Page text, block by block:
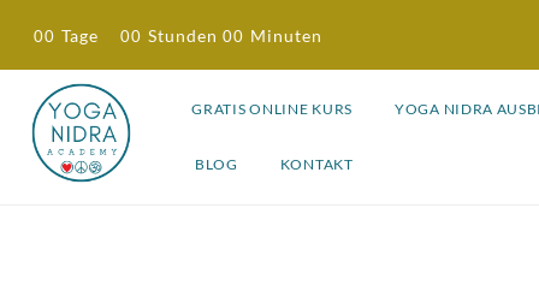
00 Tage 00 Stunden 00 Minuten
GRATIS ONLINE KURS YOGA NIDRA
BLOG KONTAKT